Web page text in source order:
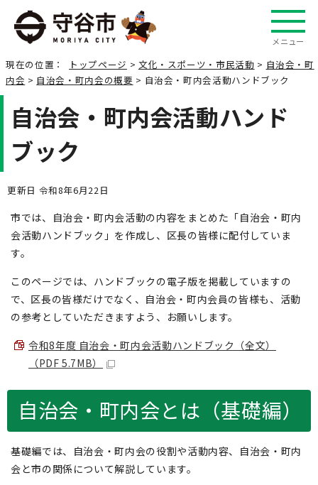
メニュー
現在の位置： トップページ > 文化・スポーツ・市民活動 > 自治会・町
内会 > 自治会・町内会の概要 > 自治会・町内会活動ハンドブック
自治会・町内会活動ハンド
ブック
更新日 令和8年6月22日
市では、自治会・町内会活動の内容をまとめた「自治会・町内
会活動ハンドブック」を作成し、区長の皆様に配付していま
す。
このページでは、ハンドブックの電子版を掲載していますの
で、区長の皆様だけでなく、自治会・町内会員の皆様も、活動
の参考としていただきますよう、お願いします。
令和8年度 自治会・町内会活動ハンドブック（全文）
（PDF 5.7MB）
自治会・町内会とは（基礎編）
基礎編では、自治会・町内会の役割や活動内容、自治会・町内
会と市の関係について解説しています。